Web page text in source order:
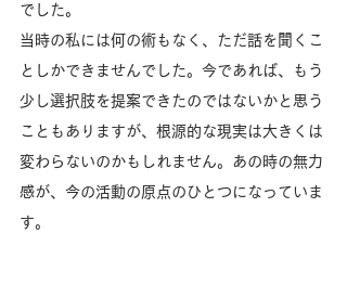
でした。
当時の私には何の術もなく、ただ話を聞くこ
としかできませんでした。今であれば、もう
少し選択肢を提案できたのではないかと思う
こともありますが、根源的な現実は大きくは
変わらないのかもしれません。あの時の無力
感が、今の活動の原点のひとつになっていま
す。